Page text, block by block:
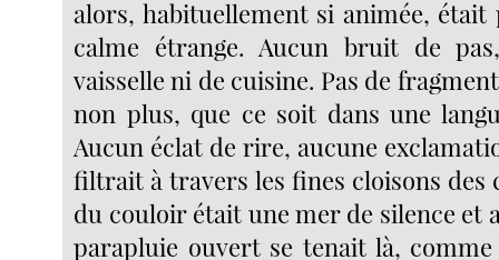
alors, habituellement si animée, était
calme étrange. Aucun bruit de
vaisselle ni de cuisine. Pas de
non plus, que ce soit dans une
Aucun éclat de rire, aucune
filtrait à travers les fines cloisons des
du couloir était une mer de silence et
parapluie ouvert se tenait là,